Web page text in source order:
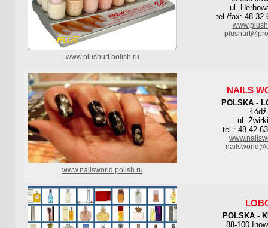
ul.
tel./fax: 48 32
www.plushurt.polish.ru
NAILS
POLSKA -
Łódź
ul.
tel.: 48 42
www.nailsworld.polish.ru
POLSKA -
88-100